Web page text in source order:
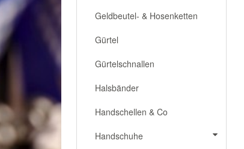
Geldbeutel- & Hosenketten
Gürtel
Gürtelschnallen
Halsbänder
Handschellen & Co
Handschuhe